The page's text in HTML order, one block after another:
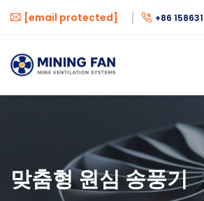
[email protected] +86
맞춤형 원심 송풍기